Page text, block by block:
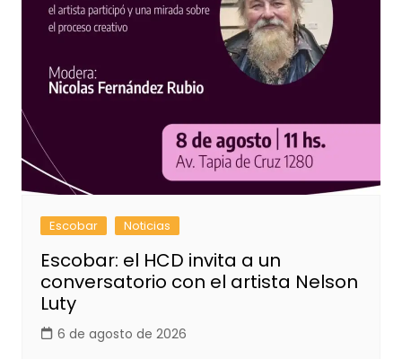
Escobar Noticias
Escobar: el HCD invita a un
conversatorio con el artista Nelson
Luty
6 de agosto de 2026